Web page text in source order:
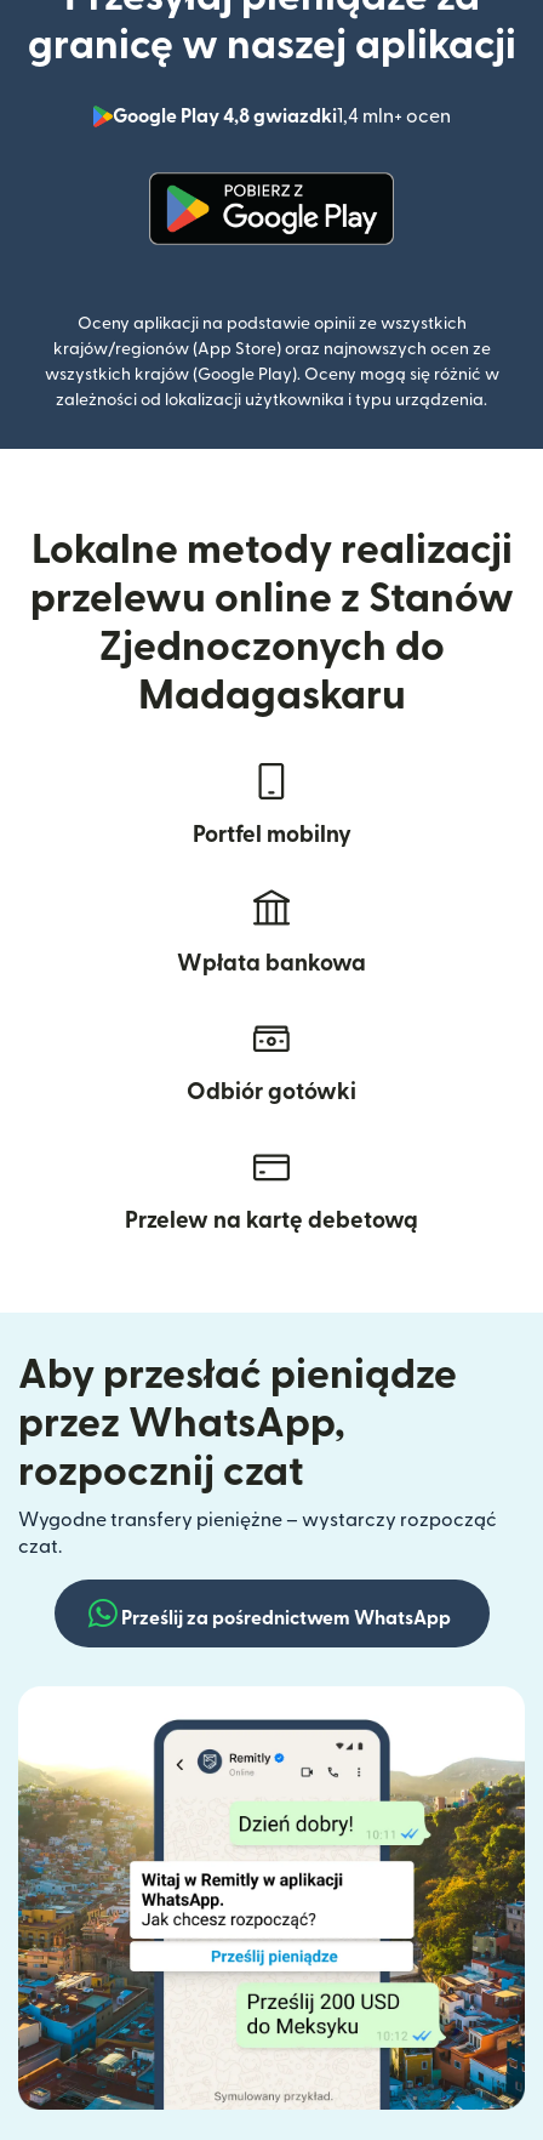
granicę w naszej aplikacji
Google Play 4,8 gwiazdki1,4 mln+ ocen
(otwiera
Oceny aplikacji na podstawie opinii ze wszystkich
krajów/regionów (App Store) oraz najnowszych ocen ze
wszystkich krajów (Google Play). Oceny mogą się różnić w
zależności od lokalizacji użytkownika i typu urządzenia.
Lokalne metody realizacji
przelewu online z Stanów
Zjednoczonych do
Madagaskaru
Portfel mobilny
Wpłata bankowa
Odbiór gotówki
Przelew na kartę debetową
Aby przesłać pieniądze
przez WhatsApp,
rozpocznij czat
Wygodne transfery pieniężne – wystarczy rozpocząć
czat.
Prześlij za pośrednictwem WhatsApp